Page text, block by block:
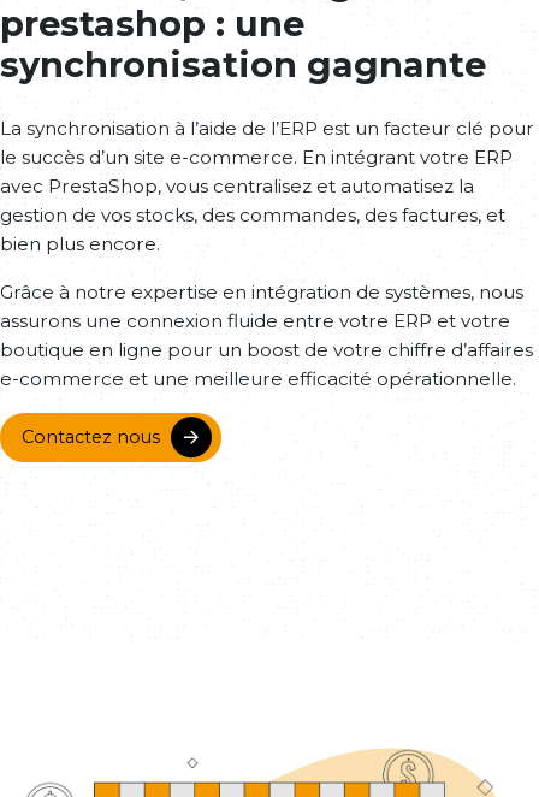
prestashop : une
synchronisation gagnante
La synchronisation à l’aide de l’ERP est un facteur clé pour
le succès d’un site e-commerce. En intégrant votre ERP
avec PrestaShop, vous centralisez et automatisez la
gestion de vos stocks, des commandes, des factures, et
bien plus encore.
Grâce à notre expertise en intégration de systèmes, nous
assurons une connexion fluide entre votre ERP et votre
boutique en ligne pour un boost de votre chiffre d’affaires
e-commerce et une meilleure efficacité opérationnelle.
Contactez nous